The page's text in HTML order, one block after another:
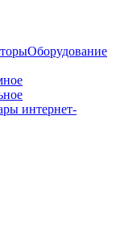
Оборудование
интернет-